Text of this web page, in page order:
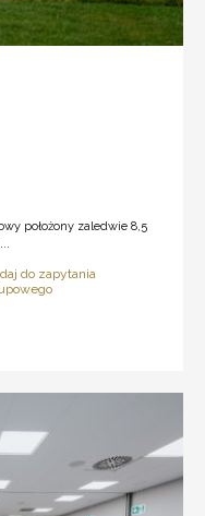
położony zaledwie 8,5